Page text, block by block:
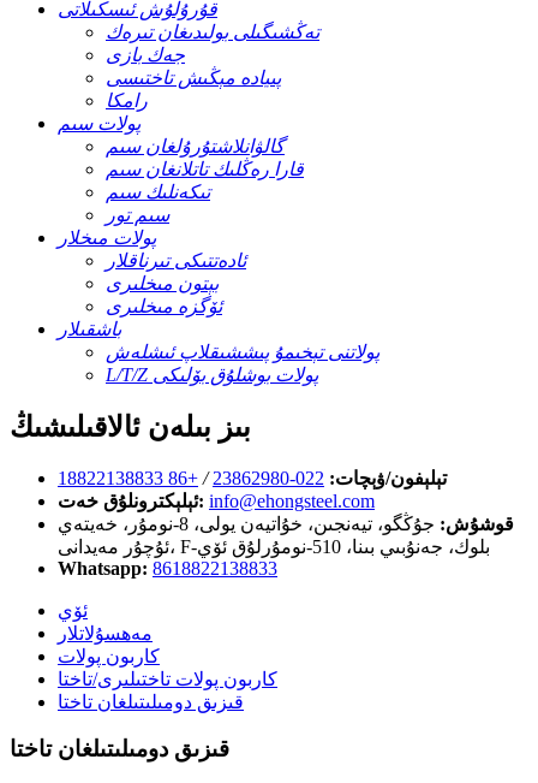
قۇرۇلۇش ئىسكىلاتى
تەڭشىگىلى بولىدىغان تىرەك
جەك بازى
پىيادە مېڭىش تاختىسى
رامكا
پولات سىم
گالۋانلاشتۇرۇلغان سىم
قارا رەڭلىك تاتلانغان سىم
تىكەنلىك سىم
سىم تور
پولات مىخلار
ئادەتتىكى تىرناقلار
بېتون مىخلىرى
ئۆگزە مىخلىرى
باشقىلار
پولاتنى تېخىمۇ پىششىقلاپ ئىشلەش
L/T/Z پولات بوشلۇق بۆلىكى
بىز بىلەن ئالاقىلىشىڭ
تېلېفون/ۋېچات: 022-23862980
/
+86 18822138833
ئېلېكترونلۇق خەت: info@ehongsteel.com
قوشۇش:
جۇڭگو، تيەنجىن، خۇاتيەن يولى، 8-نومۇر، خەيتەي
ئۇچۇر مەيدانى، F-بلوك، جەنۇبىي بىنا، 510-نومۇرلۇق ئۆي
Whatsapp: 8618822138833
ئۆي
مەھسۇلاتلار
كاربون پولات
كاربون پولات تاختىلىرى/تاختا
قىزىق دومىلىتىلغان تاختا
قىزىق دومىلىتىلغان تاختا